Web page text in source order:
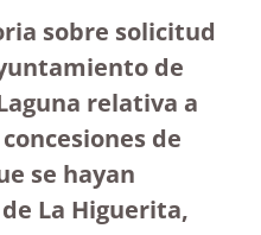
sobre solicitud
de
relativa a
de
se hayan
La Higuerita,